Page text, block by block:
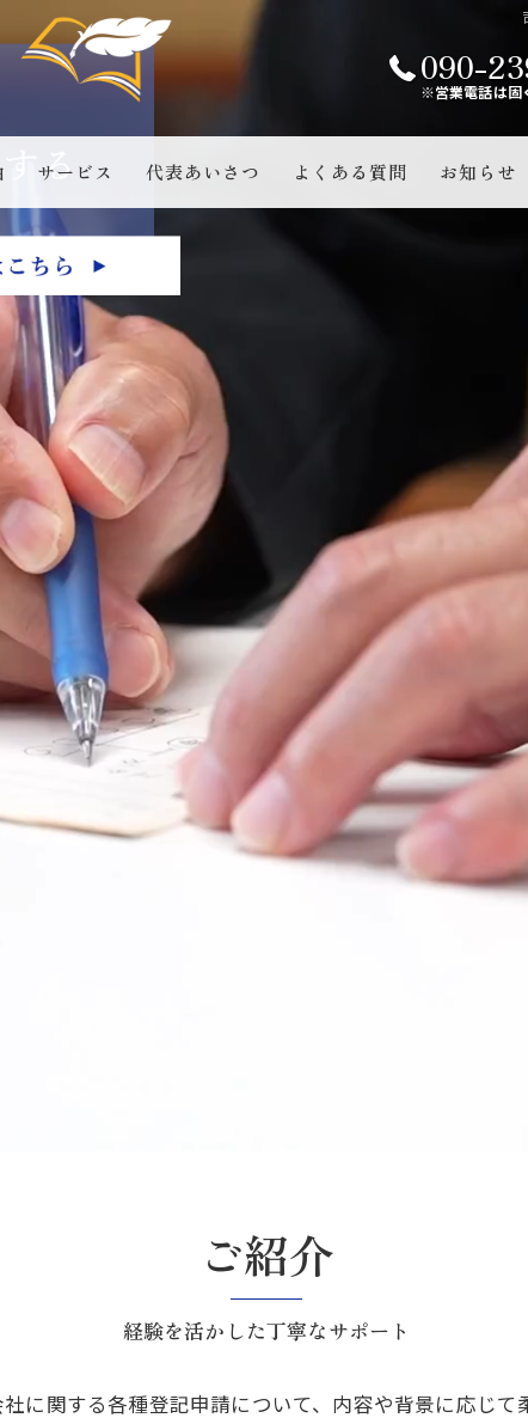
090-
※営業電話は固
サービス 代表あいさつ よくある質問 お知らせ
日向市・延岡市・東臼杵
経験を活かした丁寧なサポート
ご紹介
に関する各種登記申請について、内容や背景に応じ